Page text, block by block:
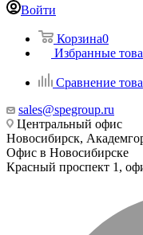
Войти
Корзина0
Избранные
Сравнение
sales@spegroup.ru
Центральный офис
Новосибирск,
Офис в Новосибирске
Красный проспект 1,